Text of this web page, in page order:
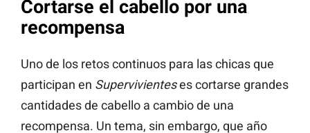
Cortarse el cabello por una
recompensa
Uno de los retos continuos para las chicas que
participan en Supervivienteses cortarse grandes
cantidades de cabello a cambio de una
recompensa. Un tema, sin embargo, que año